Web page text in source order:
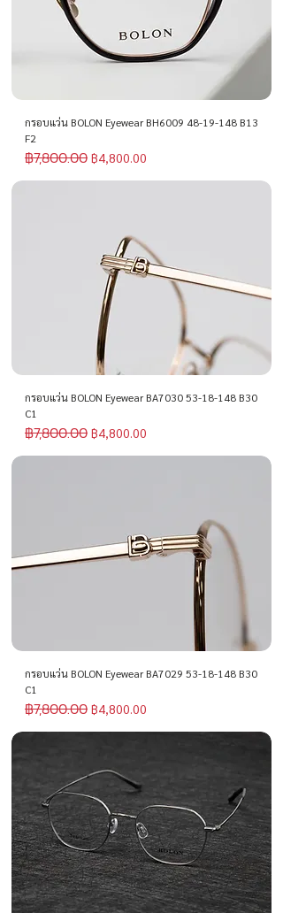
กรอบแว่น BOLON Eyewear BH6009 48-19-148 B13
F2
ราคาปกติ
฿7,800.00 ราคาขายลด
฿4,800.00
กรอบแว่น BOLON Eyewear BA7030 53-18-148 B30
C1
ราคาปกติ
฿7,800.00 ราคาขายลด
฿4,800.00
กรอบแว่น BOLON Eyewear BA7029 53-18-148 B30
C1
ราคาปกติ
฿7,800.00 ราคาขายลด
฿4,800.00